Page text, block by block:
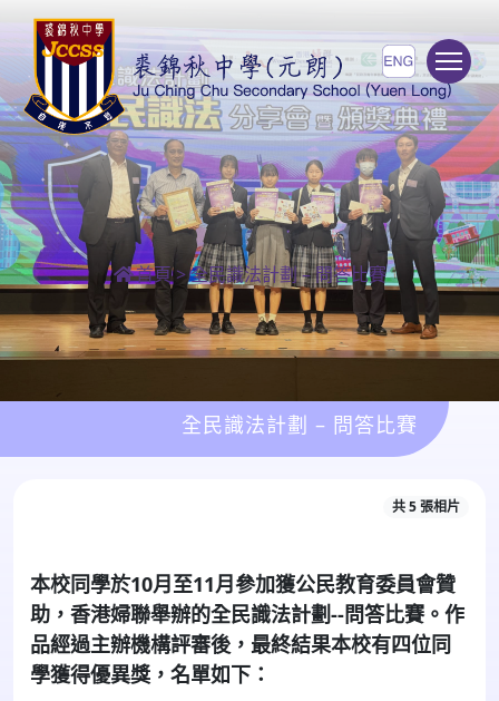
首頁 >全民識法計劃 – 問答比賽
全民識法計劃 – 問答比賽
共 5 張相片
本校同學於10月至11月參加獲公民教育委員會贊
助，香港婦聯舉辦的全民識法計劃--問答比賽。作
品經過主辦機構評審後，最終結果本校有四位同
學獲得優異獎，名單如下：